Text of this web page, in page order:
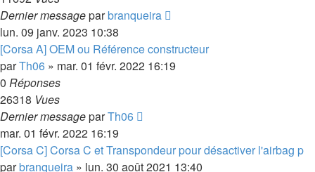
Dernier messageparbranqueira
lun. 09 janv. 2023 10:38
[Corsa A] OEM ou Référence constructeur
parTh06 » mar. 01 févr. 2022 16:19
0 Réponses
26318 Vues
Dernier messageparTh06
mar. 01 févr. 2022 16:19
[Corsa C] Corsa C et Transpondeur pour désactiver l'airbag p
parbranqueira » lun. 30 août 2021 13:40